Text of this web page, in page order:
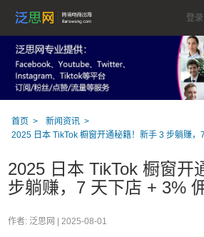
登录
首页
新闻资讯
2025 日本 TikTok 橱窗开通秘籍！新手 3 步躺赚
2025 日本 TikTok 橱窗开
步躺赚，7 天下店 + 3%
作者: 泛思网 | 2025-08-01